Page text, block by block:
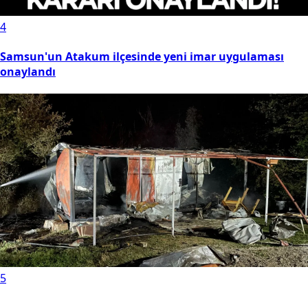
4
Samsun'un Atakum ilçesinde yeni imar uygulaması
onaylandı
5